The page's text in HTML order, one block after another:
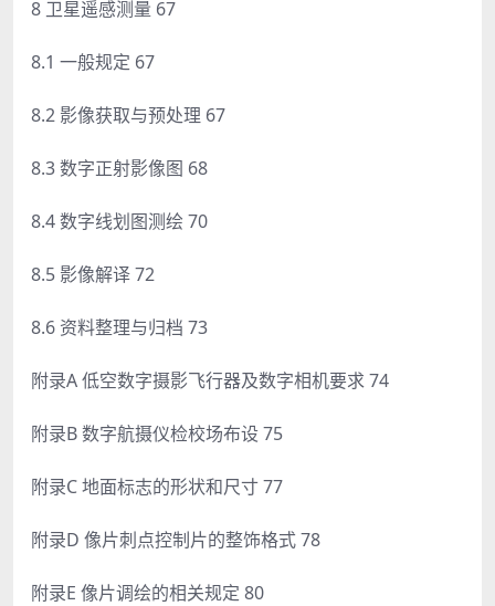
8 卫星遥感测量 67
8.1 一般规定 67
8.2 影像获取与预处理 67
8.3 数字正射影像图 68
8.4 数字线划图测绘 70
8.5 影像解译 72
8.6 资料整理与归档 73
附录A 低空数字摄影飞行器及数字相机要求 74
附录B 数字航摄仪检校场布设 75
附录C 地面标志的形状和尺寸 77
附录D 像片刺点控制片的整饰格式 78
附录E 像片调绘的相关规定 80